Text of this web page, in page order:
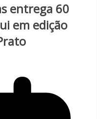
entrega 60
em edição